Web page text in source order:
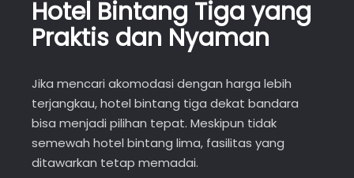
Hotel Bintang Tiga yang
Praktis dan Nyaman
Jika mencari akomodasi dengan harga lebih
terjangkau, hotel bintang tiga dekat bandara
bisa menjadi pilihan tepat. Meskipun tidak
semewah hotel bintang lima, fasilitas yang
ditawarkan tetap memadai.